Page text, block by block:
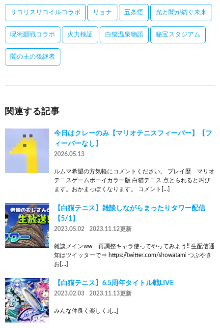
リコリスリコイルコラボ リョナ 五条悟 光と闇が紡ぐ未来
呪術廻戦コラボ 火力検証 白猫温泉物語 秘宝スタジアム
闇の王の後継者
関連する記事
今日はクレーのみ【マリオテニスフィーバー】【フ
ィーバーなし】
2026.05.13
ルムマ希望の方気軽にコメントください。 プレイ歴 マリオ
テニスゲームボーイカラー版 白猫テニス 点とられると叫び
ます。おかまっぽくなります。 コメント[…]
【白猫テニス】雑談しながらまったりタワー配信
【5/1】
2023.05.02 2023.11.12更新
雑談メインww 再調整キャラ使ってやってみよう!! 生配信通
知はツイッターで⇒ https://twitter.com/showatami つぶやき
お[…]
【白猫テニス】6.5周年タイトル戦LIVE
2023.02.03 2023.11.13更新
みんな仲良く楽しく♪[…]